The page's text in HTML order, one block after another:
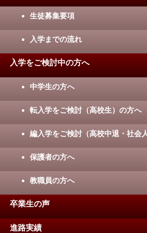
生徒募集要項
入学までの流れ
入学をご検討中の方へ
中学生の方へ
転入学をご検討（高校生）の方へ
編入学をご検討（高校中退・社会
保護者の方へ
教職員の方へ
卒業生の声
進路実績